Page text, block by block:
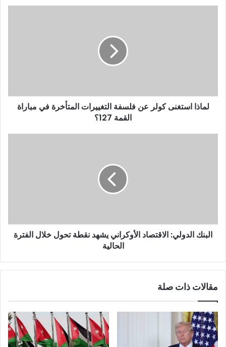
لماذا استغنى كولر عن فلسفة التغييرات المتأخرة في مباراة
القمة 127؟
البنك الدولي: الاقتصاد الأوكراني يشهد نقطة تحول خلال الفترة
الحالية
مقالات ذات صلة